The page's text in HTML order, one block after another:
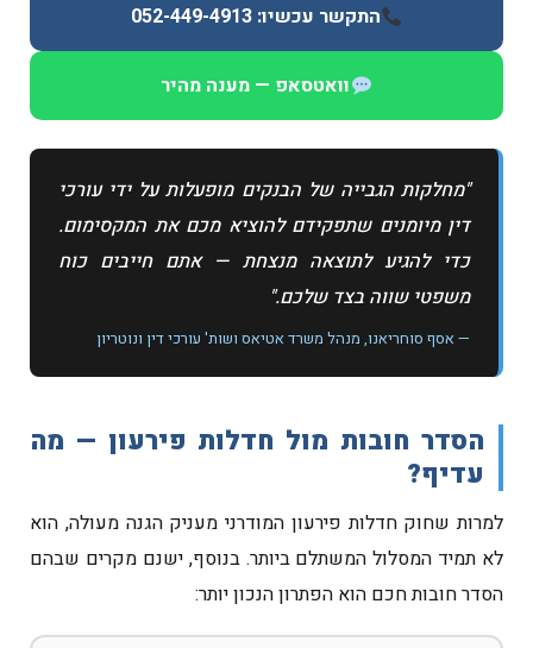
התקשר עכשיו: 052-449-4913
וואטסאפ — מענה מהיר
"מחלקות הגבייה של הבנקים מופעלות על ידי עורכי
דין מיומנים שתפקידם להוציא מכם את המקסימום.
כדי להגיע לתוצאה מנצחת — אתם חייבים כוח
משפטי שווה בצד שלכם."
— אסף סוחריאנו, מנהל משרד אטיאס ושות' עורכי דין ונוטריון
הסדר חובות מול חדלות פירעון — מה
עדיף?
למרות שחוק חדלות פירעון המודרני מעניק הגנה מעולה, הוא
לא תמיד המסלול המשתלם ביותר. בנוסף, ישנם מקרים שבהם
הסדר חובות חכם הוא הפתרון הנכון יותר: